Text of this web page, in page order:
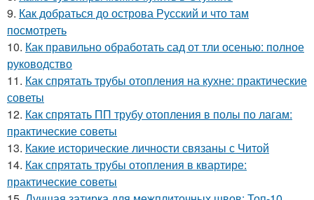
9. Как добраться до острова Русский и что там
посмотреть
10. Как правильно обработать сад от тли осенью: полное
руководство
11. Как спрятать трубы отопления на кухне: практические
советы
12. Как спрятать ПП трубу отопления в полы по лагам:
практические советы
13. Какие исторические личности связаны с Читой
14. Как спрятать трубы отопления в квартире:
практические советы